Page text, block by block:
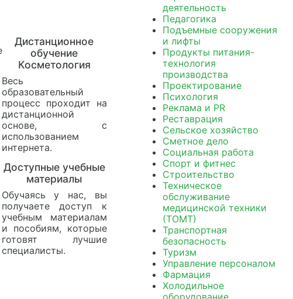
Дистанционное
обучение
Косметология
Весь
образовательный
процесс проходит на
дистанционной
основе, с
использованием
интернета.
Доступные учебные
материалы
Обучаясь у нас, вы
получаете доступ к
учебным материалам
и пособиям, которые
готовят лучшие
специалисты.
деятельность
Педагогика
Подъемные сооружения
и лифты
Продукты питания-
технология
производства
Проектирование
Психология
Реклама и PR
Реставрация
Сельское хозяйство
Сметное дело
Социальная работа
Спорт и фитнес
Строительство
Техническое
обслуживание
медицинской техники
(ТОМТ)
Транспортная
безопасность
Туризм
Управление персоналом
Фармация
Холодильное
оборудование